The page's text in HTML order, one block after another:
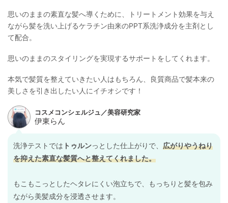
思いのままの素直な髪へ導くために、トリートメント効果を与え
ながら髪を洗い上げるケラチン由来のPPT系洗浄成分を主剤とし
て配合。
思いのままのスタイリングを実現するサポートをしてくれます。
本気で髪質を整えていきたい人はもちろん、良質商品で髪本来の
美しさを引き出したい人にイチオシです！
洗浄テストでは トゥルンっとした仕上がりで、 広がりやうねり
を抑えた素直な髪質へと整えてくれました。
もこもこっとしたヘタレにくい泡立ちで、もっちりと髪を包み
ながら美髪成分を浸透させます。